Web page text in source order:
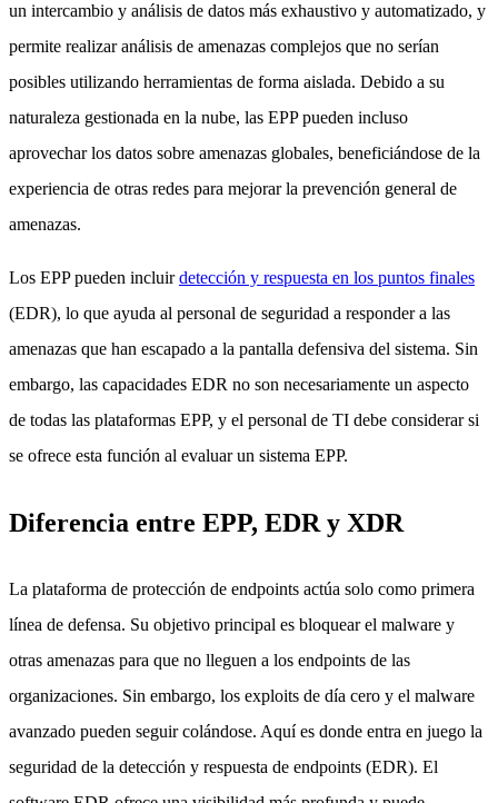
un intercambio y análisis de datos más exhaustivo y automatizado, y
permite realizar análisis de amenazas complejos que no serían
posibles utilizando herramientas de forma aislada. Debido a su
naturaleza gestionada en la nube, las EPP pueden incluso
aprovechar los datos sobre amenazas globales, beneficiándose de la
experiencia de otras redes para mejorar la prevención general de
amenazas.
Los EPP pueden incluirdetección y respuesta en los puntos finales
(EDR), lo que ayuda al personal de seguridad a responder a las
amenazas que han escapado a la pantalla defensiva del sistema. Sin
embargo, las capacidades EDR no son necesariamente un aspecto
de todas las plataformas EPP, y el personal de TI debe considerar si
se ofrece esta función al evaluar un sistema EPP.
Diferencia entre EPP, EDR y XDR
La plataforma de protección de endpoints actúa solo como primera
línea de defensa. Su objetivo principal es bloquear el malware y
otras amenazas para que no lleguen a los endpoints de las
organizaciones. Sin embargo, los exploits de día cero y el malware
avanzado pueden seguir colándose. Aquí es donde entra en juego la
seguridad de la detección y respuesta de endpoints (EDR). El